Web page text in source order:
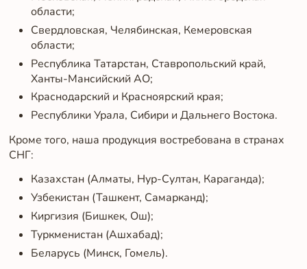
области;
Свердловская, Челябинская, Кемеровская
области;
Республика Татарстан, Ставропольский край,
Ханты-Мансийский АО;
Краснодарский и Красноярский края;
Республики Урала, Сибири и Дальнего Востока.
Кроме того, наша продукция востребована в странах
СНГ:
Казахстан (Алматы, Нур-Султан, Караганда);
Узбекистан (Ташкент, Самарканд);
Киргизия (Бишкек, Ош);
Туркменистан (Ашхабад);
Беларусь (Минск, Гомель).